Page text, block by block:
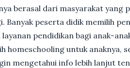
berasal dari masyarakat yang
Banyak peserta didik memilih
pendidikan bagi anak-
homeschooling untuk anaknya,
mengetahui info lebih lanjut